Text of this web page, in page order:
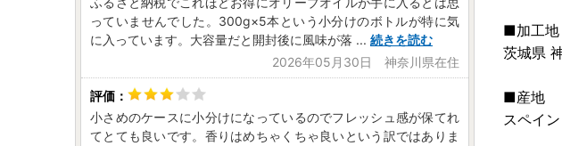
■加工地
茨城県
■産地
スペイン
っていませんでした。300g×5本という小分けのボトルが特に気
に入っています。大容量だと開封後に風味が落 ... 続きを読む
2026年05月30日 神奈川県在住
小さめのケースに小分けになっているのでフレッシュ感が保てれ
てとても良いです。香りはめちゃくちゃ良いという訳ではありま